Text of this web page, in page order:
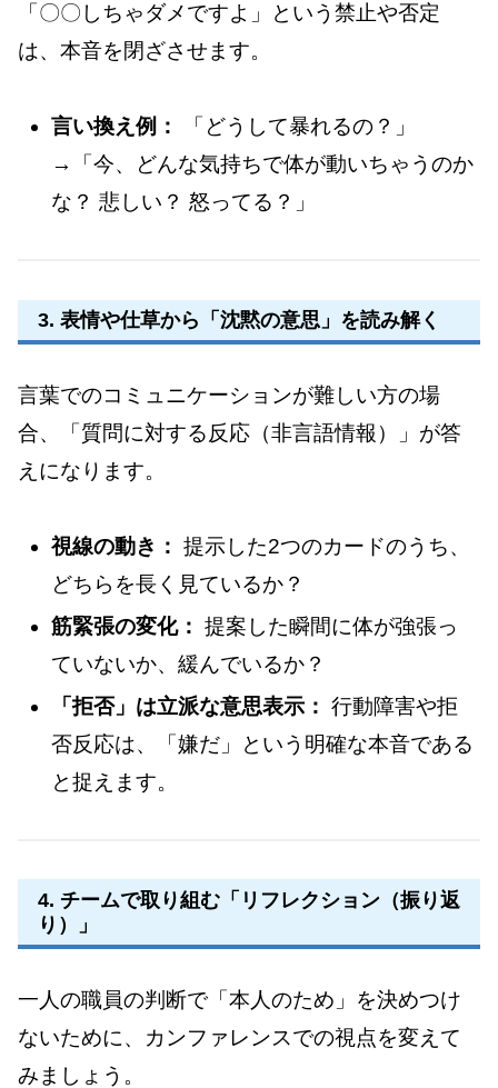
「〇〇しちゃダメですよ」という禁止や否定
は、本音を閉ざさせます。
言い換え例：
「どうして暴れるの？」
→「今、どんな気持ちで体が動いちゃうのか
な？ 悲しい？ 怒ってる？」
3. 表情や仕草から「沈黙の意思」を読み解く
言葉でのコミュニケーションが難しい方の場
合、「質問に対する反応（非言語情報）」が答
えになります。
視線の動き： 提示した2つのカードのうち、
どちらを長く見ているか？
筋緊張の変化： 提案した瞬間に体が強張っ
ていないか、緩んでいるか？
「拒否」は立派な意思表示： 行動障害や拒
否反応は、「嫌だ」という明確な本音である
と捉えます。
4. チームで取り組む「リフレクション（振り返
り）」
一人の職員の判断で「本人のため」を決めつけ
ないために、カンファレンスでの視点を変えて
みましょう。